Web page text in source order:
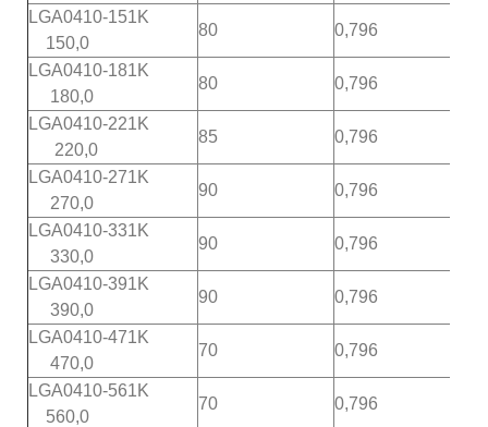
LGA0410-151K
150,0
80 0,796
LGA0410-181K
180,0
80 0,796
LGA0410-221K
220,0
85 0,796
LGA0410-271K
270,0
90 0,796
LGA0410-331K
330,0
90 0,796
LGA0410-391K
390,0
90 0,796
LGA0410-471K
470,0
70 0,796
LGA0410-561K
560,0
70 0,796